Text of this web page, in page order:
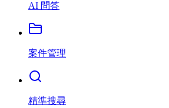
AI 問答
案件管理
精準搜尋